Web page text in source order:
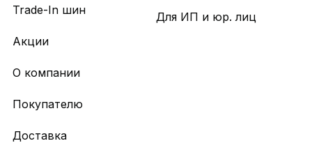
Trade-In шин
Акции
Для ИП и юр. лиц
О компании
Покупателю
Доставка